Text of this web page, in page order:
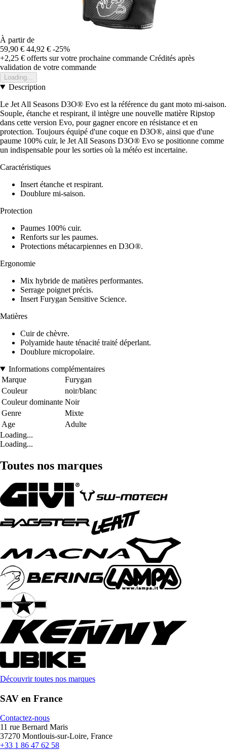
À partir de
59,90 € 44,92 € -25%
+2,25 € offerts sur votre prochaine commande Crédités après
validation de votre commande
Loading...
Description
Le Jet All Seasons D3O® Evo est la référence du gant moto mi-saison.
Souple, étanche et respirant, il intègre une nouvelle matière Ripstop
dans cette version Evo, pour gagner encore en résistance et en
protection. Toujours équipé d'une coque en D3O®, ainsi que d'une
paume 100% cuir, le Jet All Seasons D3O® Evo se positionne comme
un indispensable pour les sorties où la météo est incertaine.
Caractéristiques
Insert étanche et respirant.
Doublure mi-saison.
Protection
Paumes 100% cuir.
Renforts sur les paumes.
Protections métacarpiennes en D3O®.
Ergonomie
Mix hybride de matières performantes.
Serrage poignet précis.
Insert Furygan Sensitive Science.
Matières
Cuir de chèvre.
Polyamide haute ténacité traité déperlant.
Doublure micropolaire.
Informations complémentaires
Marque
Furygan
Couleur
noir/blanc
Couleur dominante Noir
Genre
Mixte
Age
Adulte
Loading...
Loading...
Toutes nos marques
Découvrir toutes nos marques
SAV en France
Contactez-nous
11 rue Bernard Maris
37270 Montlouis-sur-Loire, France
+33 1 86 47 62 58